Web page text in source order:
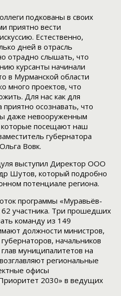
подкованы в своих
приятно вести
Естественно,
дней в отрасль
отрадно слышать, что
курсанты начинали
в Мурманской области
много проектов, что
Для нас как для
осознавать, что
даже невооруженным
посещают наш
губернатора
Вовк.
выступил Директор ООО
Шутов, который подробно
потенциале региона.
программы «Муравьёв-
участника. Три прошедших
команду из 149
должности министров,
начальников
муниципалитетов на
региональные
офисы
2030» в ведущих